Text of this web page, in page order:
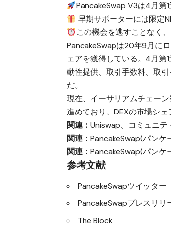
PancakeSwap V3は4月第
早期サポーターには限定
この機会を逃すことなく
PancakeSwapは20年9月に
ェアを獲得している。4月第
動性提供、取引手数料、取
だ。
現在、イーサリアムチェー
進めており、DEXの市場シェ
関連：Uniswap、コミュニテ
関連：PancakeSwap(パンケ
関連：PancakeSwap(パンケ
参考文献
PancakeSwapツイッター
PancakeSwapプレスリリ
The Block